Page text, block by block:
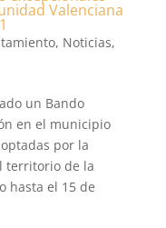
Valenciana
, Noticias,
un Bando
en el municipio
por la
territorio de la
hasta el 15 de